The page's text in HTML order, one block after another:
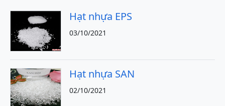
Hạt nhựa EPS
03/10/2021
Hạt nhựa SAN
02/10/2021